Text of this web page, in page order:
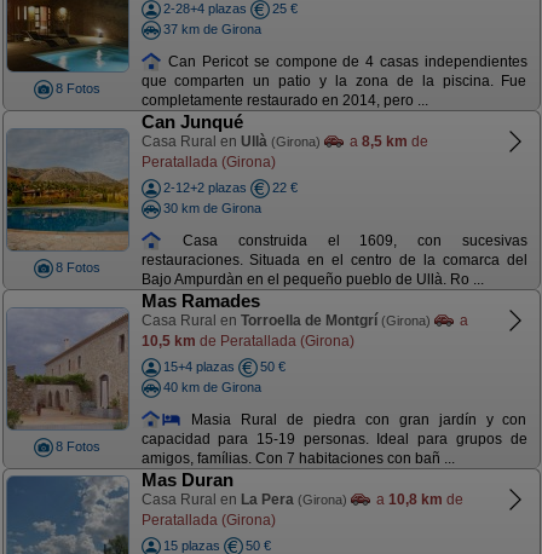
8 Fotos
2-28+4 plazas
25 €
37 km de Girona
Can Pericot se compone de 4 casas independientes
que comparten un patio y la zona de la piscina. Fue
completamente restaurado en 2014, pero ...
8 Fotos
Can Junqué
Casa Rural en Ullà (Girona) a 8,5 km de
Peratallada (Girona)
2-12+2 plazas
22 €
30 km de Girona
Casa construida el 1609, con sucesivas
restauraciones. Situada en el centro de la comarca del
Bajo Ampurdàn en el pequeño pueblo de Ullà. Ro ...
8 Fotos
Mas Ramades
Casa Rural en Torroella de Montgrí (Girona)
a
10,5 km de Peratallada (Girona)
15+4 plazas
50 €
40 km de Girona
Masia Rural de piedra con gran jardín y con
capacidad para 15-19 personas. Ideal para grupos de
amigos, famílias. Con 7 habitaciones con bañ ...
Mas Duran
Casa Rural en La Pera (Girona) a 10,8 km de
Peratallada (Girona)
15 plazas
50 €